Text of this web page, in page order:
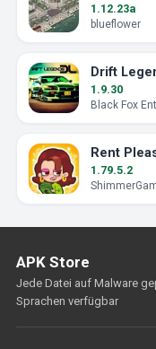
1.12.23a
blueflower
Drift
1.9.30
Black Fox Ent.
Rent
1.79.5.2
APK Store
Jede Datei auf Malware
Sprachen verfügbar